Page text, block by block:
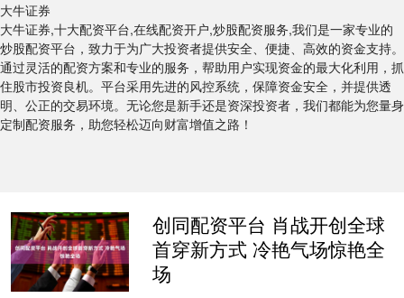
大牛证券
大牛证券,十大配资平台,在线配资开户,炒股配资服务,我们是一家专业的
炒股配资平台，致力于为广大投资者提供安全、便捷、高效的资金支持。
通过灵活的配资方案和专业的服务，帮助用户实现资金的最大化利用，抓
住股市投资良机。平台采用先进的风控系统，保障资金安全，并提供透
明、公正的交易环境。无论您是新手还是资深投资者，我们都能为您量身
定制配资服务，助您轻松迈向财富增值之路！
创同配资平台 肖战开创全球
首穿新方式 冷艳气场惊艳全
场